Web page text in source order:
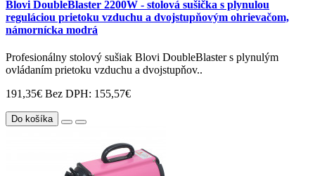
Blovi DoubleBlaster 2200W - stolová sušička s plynulou
reguláciou prietoku vzduchu a dvojstupňovým ohrievačom,
námornícka modrá
Profesionálny stolový sušiak Blovi DoubleBlaster s plynulým
ovládaním prietoku vzduchu a dvojstupňov..
191,35€ Bez DPH: 155,57€
Do košíka